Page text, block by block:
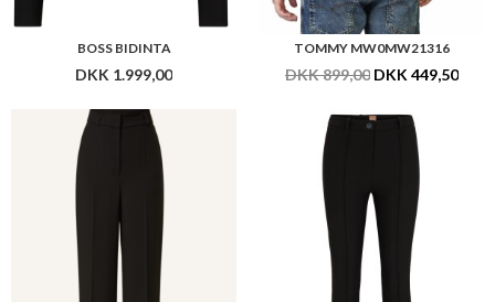
BOSS BIDINTA
DKK 1.999,00
TOMMY MW0MW21316
DKK 899,00 DKK 449,50